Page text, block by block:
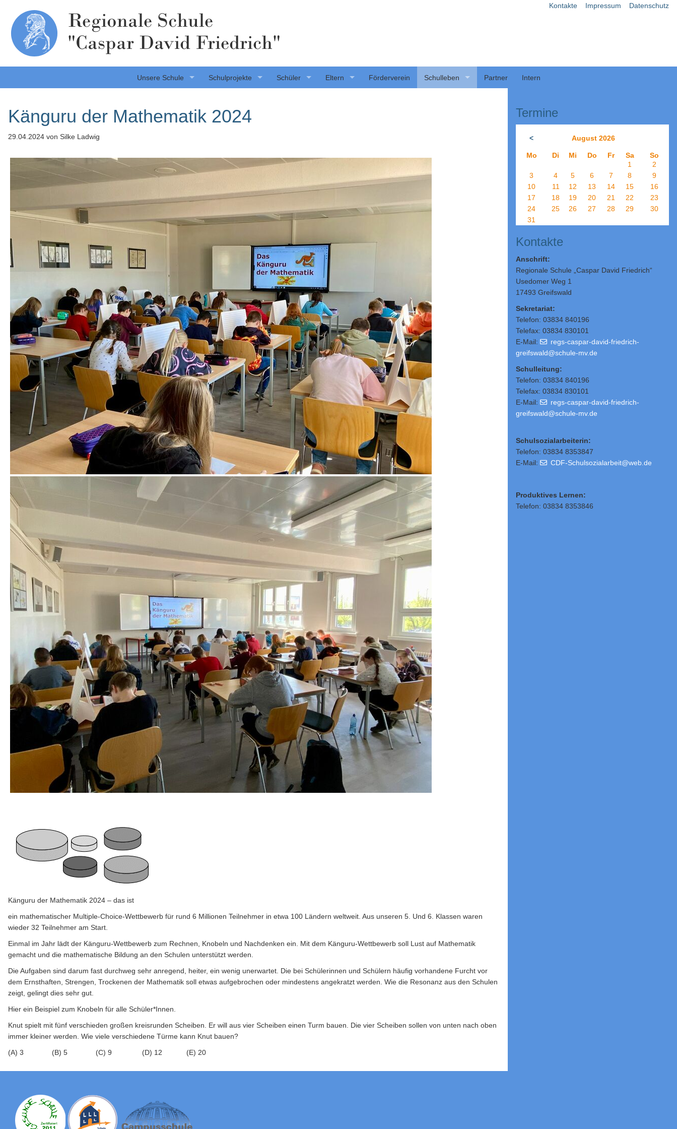
Kontakte Impressum Datenschutz
Regionale Schule
"Caspar David Friedrich"
Unsere Schule Schulprojekte Schüler Eltern Förderverein Schulleben Partner Intern
Känguru der Mathematik 2024
29.04.2024 von Silke Ladwig
Känguru der Mathematik 2024 – das ist
ein mathematischer Multiple-Choice-Wettbewerb für rund 6 Millionen Teilnehmer in etwa 100 Ländern weltweit. Aus unseren 5. Und 6. Klassen waren
wieder 32 Teilnehmer am Start.
Einmal im Jahr lädt der Känguru-Wettbewerb zum Rechnen, Knobeln und Nachdenken ein. Mit dem Känguru-Wettbewerb soll Lust auf Mathematik
gemacht und die mathematische Bildung an den Schulen unterstützt werden.
Die Aufgaben sind darum fast durchweg sehr anregend, heiter, ein wenig unerwartet. Die bei Schülerinnen und Schülern häufig vorhandene Furcht vor
dem Ernsthaften, Strengen, Trockenen der Mathematik soll etwas aufgebrochen oder mindestens angekratzt werden. Wie die Resonanz aus den Schulen
zeigt, gelingt dies sehr gut.
Hier ein Beispiel zum Knobeln für alle Schüler*Innen.
Knut spielt mit fünf verschieden großen kreisrunden Scheiben. Er will aus vier Scheiben einen Turm bauen. Die vier Scheiben sollen von unten nach oben
immer kleiner werden. Wie viele verschiedene Türme kann Knut bauen?
(A) 3 (B) 5 (C) 9 (D) 12 (E) 20
Termine
< August 2026
Mo Di Mi Do Fr Sa
So
1
2
3
4 5 6 7 8
9
10
11 12 13 14 15
16
17
18 19 20 21 22
23
24
25 26 27 28 29
30
31
Kontakte
Anschrift:
Regionale Schule „Caspar David Friedrich“
Usedomer Weg 1
17493 Greifswald
Sekretariat:
Telefon: 03834 840196
Telefax: 03834 830101
E-Mail:
regs-caspar-david-friedrich-
greifswald@schule-mv.de
Schulleitung:
Telefon: 03834 840196
Telefax: 03834 830101
E-Mail:
regs-caspar-david-friedrich-
greifswald@schule-mv.de
Schulsozialarbeiterin:
Telefon: 03834 8353847
E-Mail:
CDF-Schulsozialarbeit@web.de
Produktives Lernen:
Telefon: 03834 8353846